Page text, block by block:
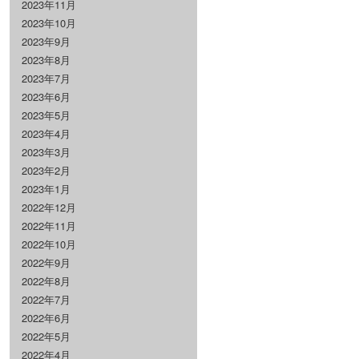
2023年11月
2023年10月
2023年9月
2023年8月
2023年7月
2023年6月
2023年5月
2023年4月
2023年3月
2023年2月
2023年1月
2022年12月
2022年11月
2022年10月
2022年9月
2022年8月
2022年7月
2022年6月
2022年5月
2022年4月